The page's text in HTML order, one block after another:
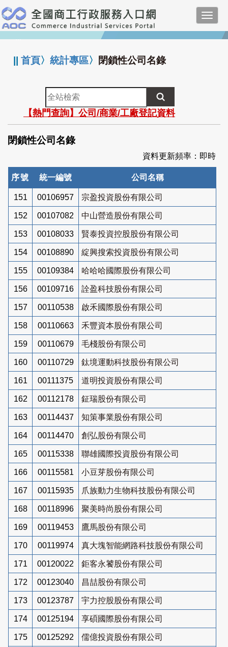
跳
到
主
要
:::
||首頁〉統計專區〉 閉鎖性公司名錄
全
站
檢
索
【熱門查詢】公司/商業/工廠登記資料
閉鎖性公司名錄
資料更新頻率：即時
序號 統一編號 公司名稱
151 00106957 宗盈投資股份有限公司
152 00107082 中山營造股份有限公司
153 00108033 賢泰投資控股股份有限公司
154 00108890 綻興搜索投資股份有限公司
155 00109384 哈哈哈國際股份有限公司
156 00109716 詮盈科技股份有限公司
157 00110538 啟禾國際股份有限公司
158 00110663 禾豐資本股份有限公司
159 00110679 毛棧股份有限公司
160 00110729 鈦境運動科技股份有限公司
161 00111375 道明投資股份有限公司
162 00112178 鉦瑞股份有限公司
163 00114437 知策事業股份有限公司
164 00114470 創弘股份有限公司
165 00115338 聯雄國際投資股份有限公司
166 00115581 小豆芽股份有限公司
167 00115935 爪族動力生物科技股份有限公司
168 00118996 聚美時尚股份有限公司
169 00119453 鷹馬股份有限公司
170 00119974 真大塊智能網路科技股份有限公司
171 00120022 鉅客永饕股份有限公司
172 00123040 昌喆股份有限公司
173 00123787 宇力控股股份有限公司
174 00125194 享碩國際股份有限公司
175 00125292 儒億投資股份有限公司